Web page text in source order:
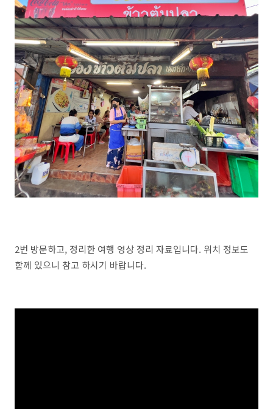
2번 방문하고, 정리한 여행 영상 정리 자료입니다. 위치 정보도
함께 있으니 참고 하시기 바랍니다.